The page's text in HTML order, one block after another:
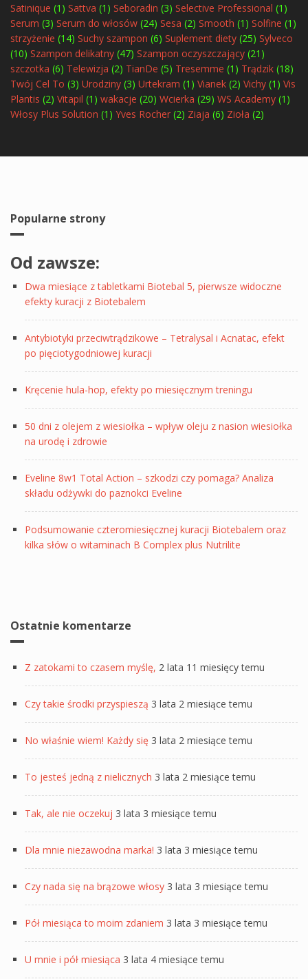
Satinique (1) Sattva (1) Seboradin (3) Selective Professional (1)
Serum (3) Serum do włosów (24) Sesa (2) Smooth (1) Solfine (1)
strzyżenie (14) Suchy szampon (6) Suplement diety (25) Sylveco
(10) Szampon delikatny (47) Szampon oczyszczający (21)
szczotka (6) Telewizja (2) TianDe (5) Tresemme (1) Trądzik (18)
Twój Cel To (3) Urodziny (3) Urtekram (1) Vianek (2) Vichy (1) Vis
Plantis (2) Vitapil (1) wakacje (20) Wcierka (29) WS Academy (1)
Włosy Plus Solution (1) Yves Rocher (2) Ziaja (6) Zioła (2)
Popularne strony
Od zawsze:
Dwa miesiące z tabletkami Biotebal 5, pierwsze widoczne
efekty kuracji z Biotebalem
Antybiotyki przeciwtrądzikowe – Tetralysal i Acnatac, efekt
po pięciotygodniowej kuracji
Kręcenie hula-hop, efekty po miesięcznym treningu
50 dni z olejem z wiesiołka – wpływ oleju z nasion wiesiołka
na urodę i zdrowie
Eveline 8w1 Total Action – szkodzi czy pomaga? Analiza
składu odżywki do paznokci Eveline
Podsumowanie czteromiesięcznej kuracji Biotebalem oraz
kilka słów o witaminach B Complex plus Nutrilite
Ostatnie komentarze
Z zatokami to czasem myślę, 2 lata 11 miesięcy temu
Czy takie środki przyspieszą 3 lata 2 miesiące temu
No właśnie wiem! Każdy się 3 lata 2 miesiące temu
To jesteś jedną z nielicznych 3 lata 2 miesiące temu
Tak, ale nie oczekuj 3 lata 3 miesiące temu
Dla mnie niezawodna marka! 3 lata 3 miesiące temu
Czy nada się na brązowe włosy 3 lata 3 miesiące temu
Pół miesiąca to moim zdaniem 3 lata 3 miesiące temu
U mnie i pół miesiąca 3 lata 4 miesiące temu